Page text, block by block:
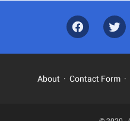
About Contact Form